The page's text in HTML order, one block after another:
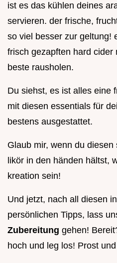
ist es das kühlen deines
servieren. der frische,
so viel besser zur geltung!
frisch gezapften hard cider
beste rausholen.
Du siehst, es ist alles eine
mit diesen essentials für
bestens ausgestattet.
Glaub mir, wenn du
likör in den händen hältst,
kreation sein!
Und jetzt, nach all diesen
persönlichen Tipps, lass
Zubereitung gehen!
hoch und leg los! Prost